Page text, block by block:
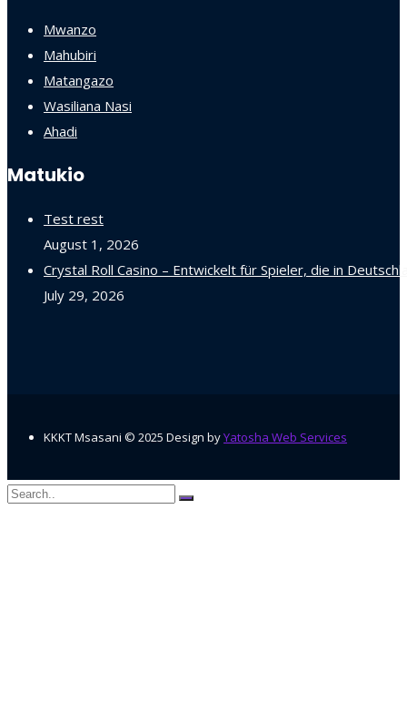
Mwanzo
Mahubiri
Matangazo
Wasiliana Nasi
Ahadi
Matukio
Test rest
August 1, 2026
Crystal Roll Casino – Entwickelt für Spieler, die in
July 29, 2026
KKKT Msasani © 2025 Design byYatosha Web Services